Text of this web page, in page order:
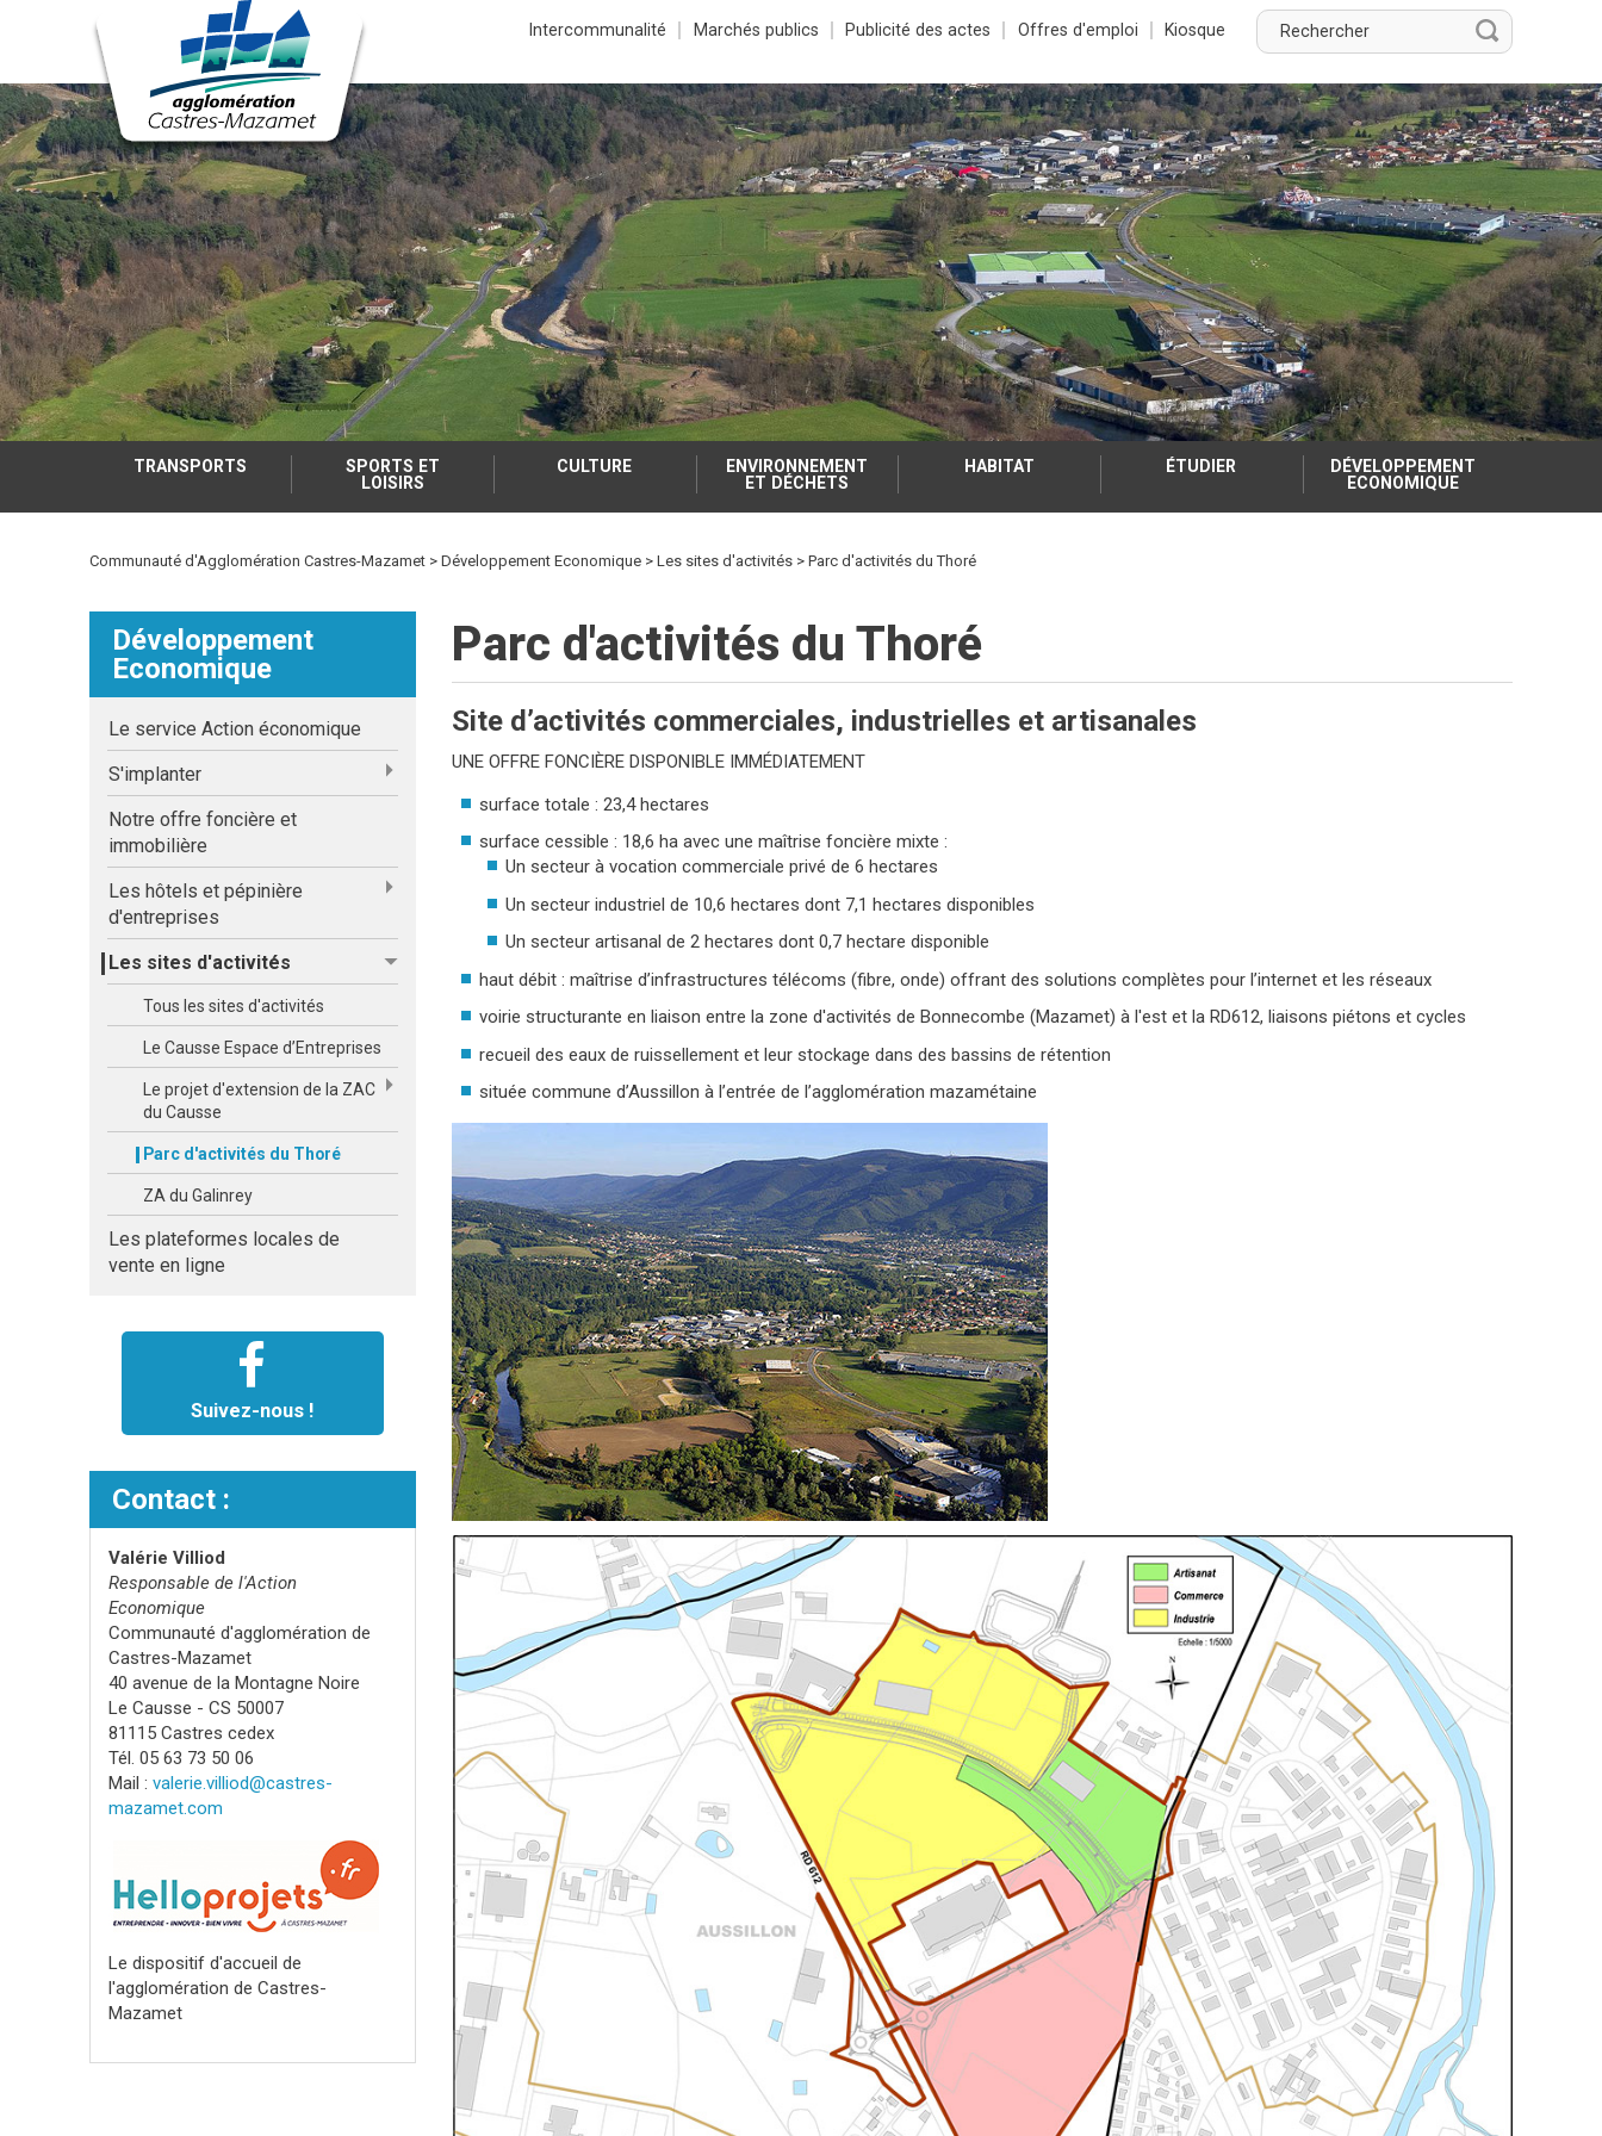
Aller
au
contenu
principal
nav
Intercommunalité Marchés publics Publicité des actes Offres d'emploi Kiosque Rechercher
Rechercher
TRANSPORTS
SPORTS ET
LOISIRS
CULTURE
ENVIRONNEMENT
ET DÉCHETS
HABITAT ÉTUDIER
DÉVELOPPEMENT
ECONOMIQUE
Communauté d'Agglomération Castres-Mazamet Développement Economique Les sites d'activités Parc d'activités du Thoré
Développement
Economique
Le service Action économique
S'implanter
Notre offre foncière et
immobilière
Les hôtels et pépinière
d'entreprises
Les sites d'activités
Tous les sites d'activités
Le Causse Espace d’Entreprises
Le projet d'extension de la ZAC
du Causse
Parc d'activités du Thoré
ZA du Galinrey
Les plateformes locales de
vente en ligne
Suivez-nous !
Contact :
Valérie Villiod
Responsable de l'Action
Economique
Communauté d'agglomération de
Castres-Mazamet
40 avenue de la Montagne Noire
Le Causse - CS 50007
81115 Castres cedex
Tél. 05 63 73 50 06
Mail : valerie.villiod@castres-
mazamet.com
Le dispositif d'accueil de
l'agglomération de Castres-
Mazamet
Parc d'activités du Thoré
Site d’activités commerciales, industrielles et artisanales
UNE OFFRE FONCIÈRE DISPONIBLE IMMÉDIATEMENT
surface totale : 23,4 hectares
surface cessible : 18,6 ha avec une maîtrise foncière mixte :
Un secteur à vocation commerciale privé de 6 hectares
Un secteur industriel de 10,6 hectares dont 7,1 hectares disponibles
Un secteur artisanal de 2 hectares dont 0,7 hectare disponible
haut débit : maîtrise d’infrastructures télécoms (fibre, onde) offrant des solutions complètes pour l’internet et les réseaux
voirie structurante en liaison entre la zone d'activités de Bonnecombe (Mazamet) à l'est et la RD612, liaisons piétons et cycles
recueil des eaux de ruissellement et leur stockage dans des bassins de rétention
située commune d’Aussillon à l’entrée de l’agglomération mazamétaine